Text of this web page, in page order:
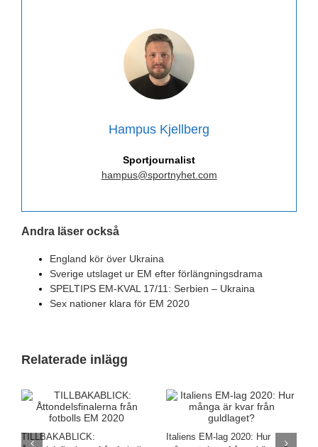
Hampus Kjellberg
Sportjournalist
hampus@sportnyhet.com
Andra läser också
England kör över Ukraina
Sverige utslaget ur EM efter förlängningsdrama
SPELTIPS EM-KVAL 17/11: Serbien – Ukraina
Sex nationer klara för EM 2020
Relaterade inlägg
TILLBAKABLICK:
Italiens EM-lag 2020: Hur